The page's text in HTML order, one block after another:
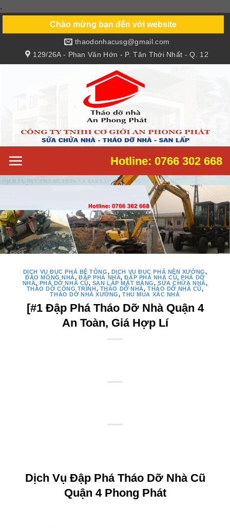
.
content
Chào mừng bạn đến với website
129/26A - Phan Văn Hớn - P. Tân Thới Nhất - Q. 12
thaodonhacusg@gmail.com
Hotline: 0766 302 668
DỊCH VỤ ĐỤC PHÁ BÊ TÔNG, DỊCH VỤ ĐỤC PHÁ NỀN XƯỞNG,
ĐÀO MÓNG NHÀ,ĐẬP PHÁ NHÀ,ĐẬP PHÁ NHÀ CŨ,PHÁ DỠ
NHÀ, PHÁ DỠ NHÀ CŨ, SAN LẤP MẶT BẰNG, SỬA CHỮA NHÀ,
THÁO DỠ CÔNG TRÌNH, THÁO DỠ NHÀ,THÁO DỠ NHÀ CŨ,
THÁO DỠ NHÀ XƯỞNG,THU MUA XÁC NHÀ
[#1 Đập Phá Tháo Dỡ Nhà Quận 4
An Toàn, Giá Hợp Lí
Dịch Vụ Đập Phá Tháo Dỡ Nhà Cũ
Quận 4 Phong Phát